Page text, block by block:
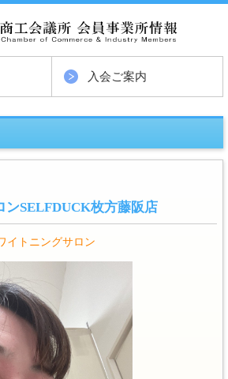
入会ご案内
ンSELFDUCK枚方藤阪店
イトニングサロン